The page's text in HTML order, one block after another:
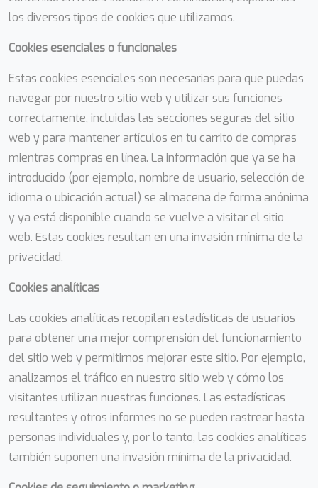
los diversos tipos de cookies que utilizamos.
Cookies esenciales o funcionales
Estas cookies esenciales son necesarias para que puedas
navegar por nuestro sitio web y utilizar sus funciones
correctamente, incluidas las secciones seguras del sitio
web y para mantener artículos en tu carrito de compras
mientras compras en línea. La información que ya se ha
introducido (por ejemplo, nombre de usuario, selección de
idioma o ubicación actual) se almacena de forma anónima
y ya está disponible cuando se vuelve a visitar el sitio
web. Estas cookies resultan en una invasión mínima de la
privacidad.
Cookies analíticas
Las cookies analíticas recopilan estadísticas de usuarios
para obtener una mejor comprensión del funcionamiento
del sitio web y permitirnos mejorar este sitio. Por ejemplo,
analizamos el tráfico en nuestro sitio web y cómo los
visitantes utilizan nuestras funciones. Las estadísticas
resultantes y otros informes no se pueden rastrear hasta
personas individuales y, por lo tanto, las cookies analíticas
también suponen una invasión mínima de la privacidad.